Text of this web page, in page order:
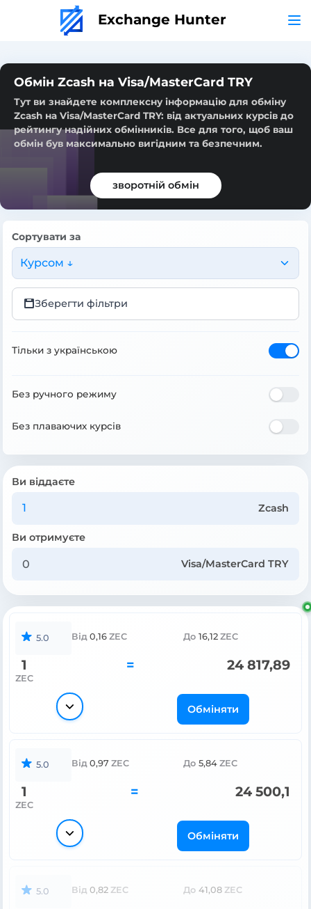
Exchange Hunter
Обмін Zcash на Visa/MasterCard TRY
Тут ви знайдете комплексну інформацію для обміну
Zcash на Visa/MasterCard TRY: від актуальних курсів до
рейтингу надійних обмінників. Все для того, щоб ваш
обмін був максимально вигідним та безпечним.
зворотній обмін
Сортувати за
Курсом ↓
Зберегти фільтри
Тільки з українською
Без ручного режиму
Без плаваючих курсів
Ви віддаєте
Zcash
Ви отримуєте
Visa/MasterCard TRY
5.0 Від 0,16 ZEC До 16,12 ZEC
1
ZEC
= 24 817,89
Обміняти
5.0 Від 0,97 ZEC До 5,84 ZEC
1
ZEC
= 24 500,1
Обміняти
5.0 Від 0,82 ZEC До 41,08 ZEC